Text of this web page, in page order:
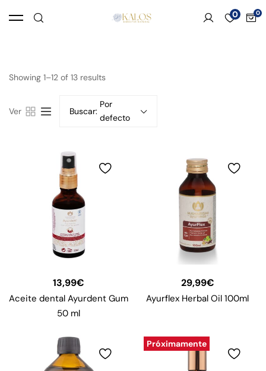
0
Showing 1–12 of 13 results
Ver Buscar:
Por
defecto
13,99€
Aceite dental Ayurdent Gum
50 ml
29,99€
Ayurflex Herbal Oil 100ml
Próximamente